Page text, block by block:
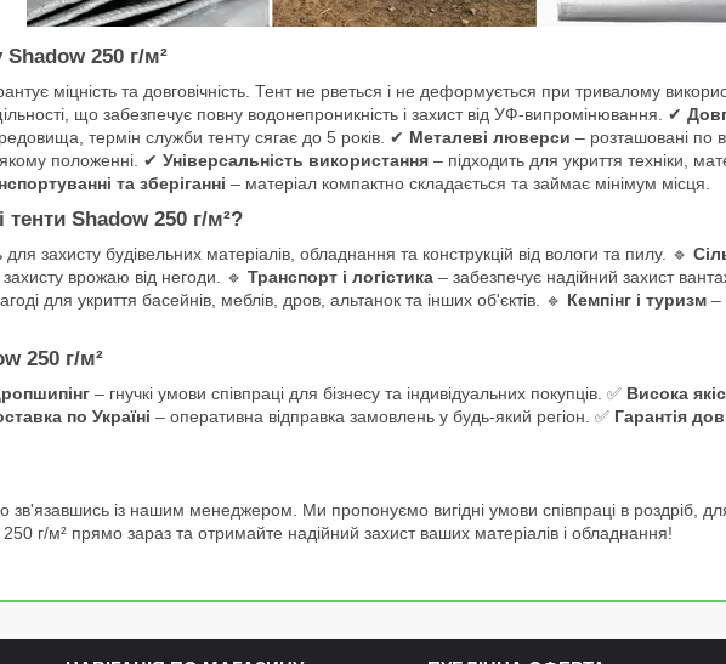
Shadow 250 г/м²
міцність та довговічність. Тент не рветься і не деформується при тривалому
що забезпечує повну водонепроникність і захист від УФ-випромінювання. ✔
термін служби тенту сягає до 5 років. ✔ Металеві люверси – розташовані по
якому положенні. ✔ Універсальність використання – підходить для укриття техніки,
та зберіганні – матеріал компактно складається та займає мінімум місця.
тенти Shadow 250 г/м²?
для захисту будівельних матеріалів, обладнання та конструкцій від вологи та пилу. 🔹
врожаю від негоди. 🔹 Транспорт і логістика – забезпечує надійний захист
для укриття басейнів, меблів, дров, альтанок та інших об'єктів. 🔹 Кемпінг і туризм –
250 г/м²
– гнучкі умови співпраці для бізнесу та індивідуальних покупців. ✅ Висока
по Україні – оперативна відправка замовлень у будь-який регіон. ✅ Гарантія
із нашим менеджером. Ми пропонуємо вигідні умови співпраці в роздріб,
г/м² прямо зараз та отримайте надійний захист ваших матеріалів і обладнання!